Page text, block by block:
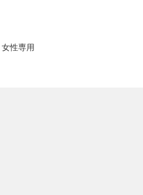
女性専用